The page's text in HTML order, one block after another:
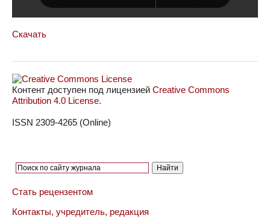
Скачать
Контент доступен под лицензией Creative Commons
Attribution 4.0 License.
ISSN 2309-4265 (Online)
Стать рецензентом
Контакты, учредитель, редакция